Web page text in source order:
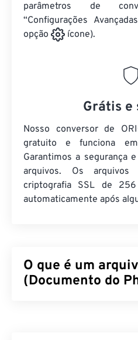
parâmetros de
“Configurações
opção
ícone).
Grátis e
Nosso conversor de
gratuito e funciona em
Garantimos a segurança
arquivos. Os
criptografia SSL de
automaticamente após
O que é um
(Documento do